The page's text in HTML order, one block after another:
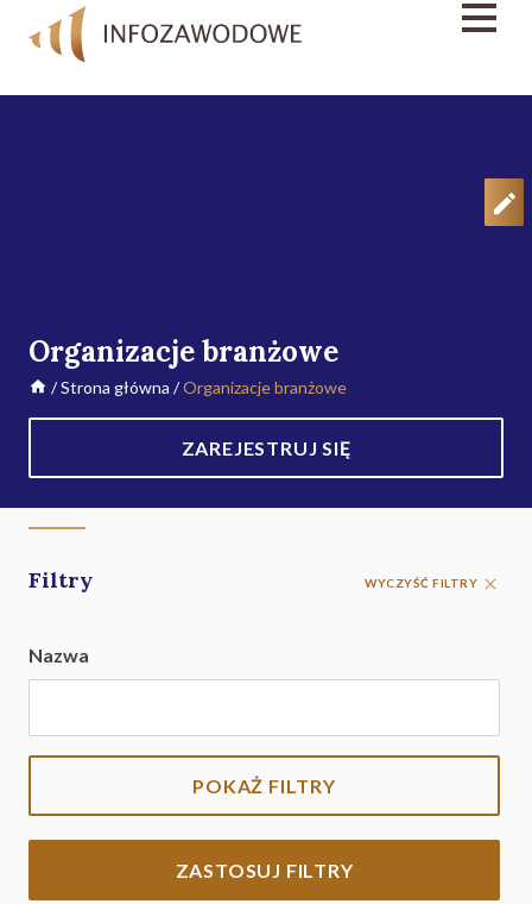
Organizacje branżowe
/Strona główna /Organizacje branżowe
ZAREJESTRUJ SIĘ
Filtry WYCZYŚĆ FILTRY
Nazwa
POKAŻ FILTRY
ZASTOSUJ FILTRY